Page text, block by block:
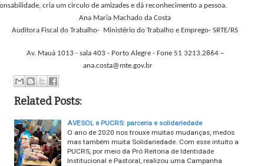
cria um circulo de amizades e dá reconhecimento a pessoa.
Ana Maria Machado da Costa
Auditora Fiscal do Trabalho- Ministério do Trabalho e Emprego- SRTE/RS
Av. Mauá 1013 - sala 403 - Porto Alegre - Fone 51 3213.2864 –
ana.costa@mte.gov.br
Related Posts:
AVESOL e PUCRS: parceria e solidariedade
O ano de 2020 nos trouxe muitas mudanças, medos
mas também muita Solidariedade. Com esse intuito a
PUCRS, por meio da Pró Reitoria de Identidade
Institucional e Pastoral, realizou uma Campanha